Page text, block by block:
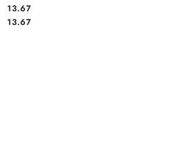
Cena:
13.67
Cena:
13.67